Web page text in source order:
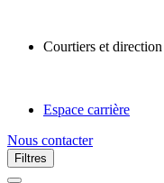
Courtiers et direction
Espace carrière
Nous contacter
Filtres